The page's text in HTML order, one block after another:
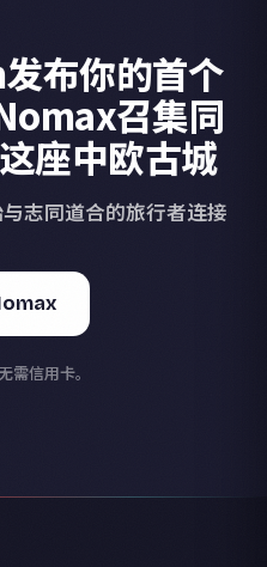
布你的首个
召集同
座中欧古城
志同道合的旅行者连接
需信用卡。